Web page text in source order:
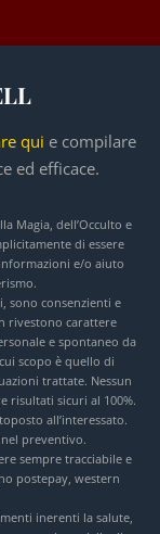
qui e compilare
ed efficace.
Magia, dell’Occulto e
di essere
e/o aiuto
sono consenzienti e
rivestono carattere
e spontaneo da
scopo è quello di
trattate. Nessun
risultati sicuri al 100%.
all’interessato.
preventivo.
sempre tracciabile e
postepay, western
inerenti la salute,